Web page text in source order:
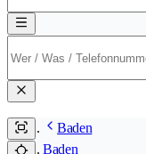
Baden
Baden